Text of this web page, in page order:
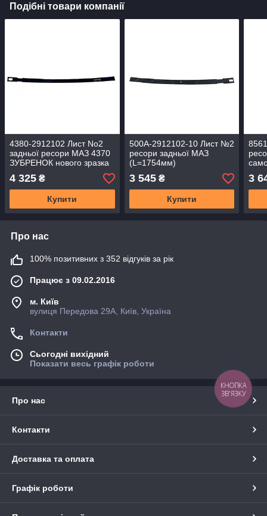
Подібні товари компанії
4380-2912102 Лист No2
задньої ресори МАЗ 4370
ЗУБРЕНОК нового зразка
(L =1805 мм)
4 325 ₴
Купити
500А-2912102-10 Лист №2
ресори задньої МАЗ
(L=1754мм)
3 545₴
Купити
МАЗ
3
Про нас
100% позитивних з 352 відгуків за рік
Працює з 09.02.2016
м. Київ
вулиця Передова 29А, Київ, Україна
Контакти
Сьогодні вихідний
Показати весь графік роботи
Про нас
Контакти
Доставка та оплата
Графік роботи
КНОПКА
ЗВ'ЯЗКУ